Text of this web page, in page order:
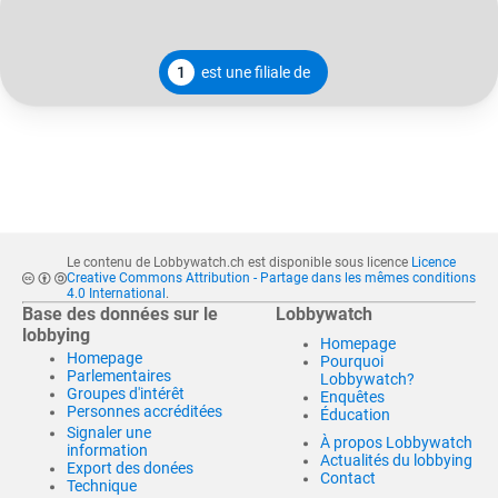
1 est une filiale de
Le contenu de Lobbywatch.ch est disponible sous licence Licence
Creative Commons Attribution - Partage dans les mêmes conditions
4.0 International .
Base des données sur le
lobbying
Homepage
Parlementaires
Groupes d'intérêt
Personnes accréditées
Signaler une
information
Export des donées
Technique
Lobbywatch
Homepage
Pourquoi
Lobbywatch?
Enquêtes
Éducation
À propos Lobbywatch
Actualités du lobbying
Contact